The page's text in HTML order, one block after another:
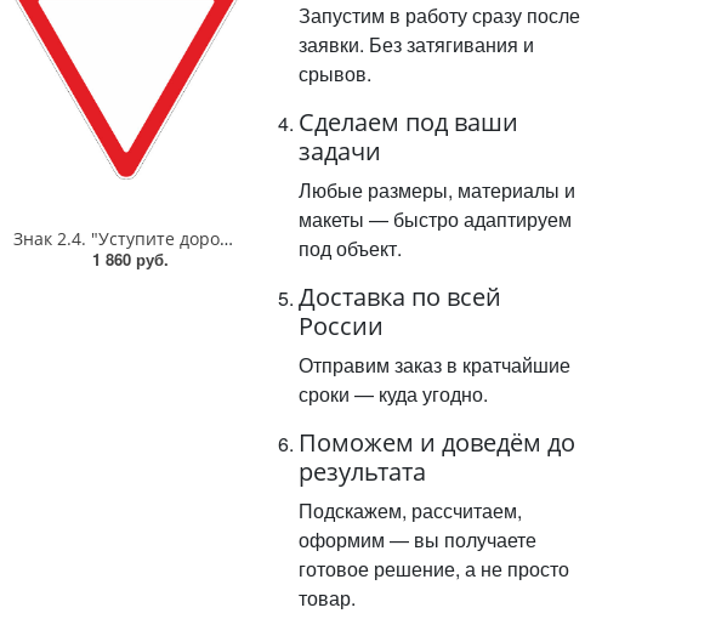
Знак 2.4. "Уступите дорогу",А=900,Тип А Коммерческая (3 года),металл 0.8 мм
1 860 руб.
Запустим в работу сразу после
заявки. Без затягивания и
срывов.
Сделаем под ваши
задачи
Любые размеры, материалы и
макеты — быстро адаптируем
под объект.
Доставка по всей
России
Отправим заказ в кратчайшие
сроки — куда угодно.
Поможем и доведём до
результата
Подскажем, рассчитаем,
оформим — вы получаете
готовое решение, а не просто
товар.